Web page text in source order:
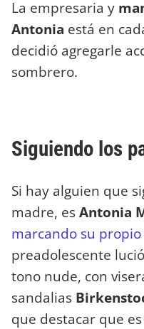
La empresaria y
Antonia está en
decidió agregarle
sombrero.
Siguiendo los
Si hay alguien que
madre, esAntonia
marcando su
preadolescente
tono nude, con
sandalias
que destacar que